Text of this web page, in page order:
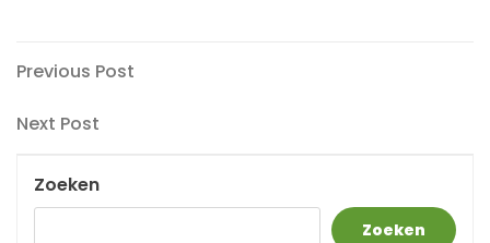
Berichtnavigatie
Previous
Previous Post
Next
Next Post
Zoeken
Zoeken